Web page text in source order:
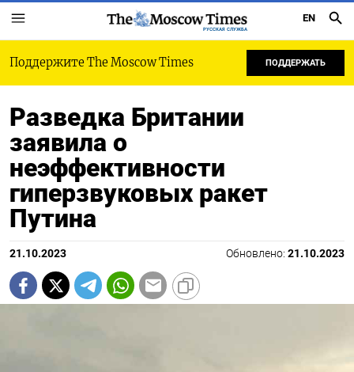
РУССКАЯ СЛУЖБА
EN
Поддержите The Moscow Times ПОДДЕРЖАТЬ
Разведка Британии
заявила о
неэффективности
гиперзвуковых ракет
Путина
21.10.2023 Обновлено: 21.10.2023